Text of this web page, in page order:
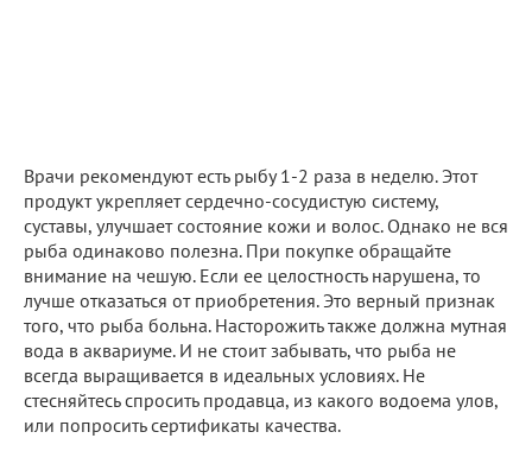
Врачи рекомендуют есть рыбу 1-2 раза в неделю. Этот
продукт укрепляет сердечно-сосудистую систему,
суставы, улучшает состояние кожи и волос. Однако не вся
рыба одинаково полезна. При покупке обращайте
внимание на чешую. Если ее целостность нарушена, то
лучше отказаться от приобретения. Это верный признак
того, что рыба больна. Насторожить также должна мутная
вода в аквариуме. И не стоит забывать, что рыба не
всегда выращивается в идеальных условиях. Не
стесняйтесь спросить продавца, из какого водоема улов,
или попросить сертификаты качества.